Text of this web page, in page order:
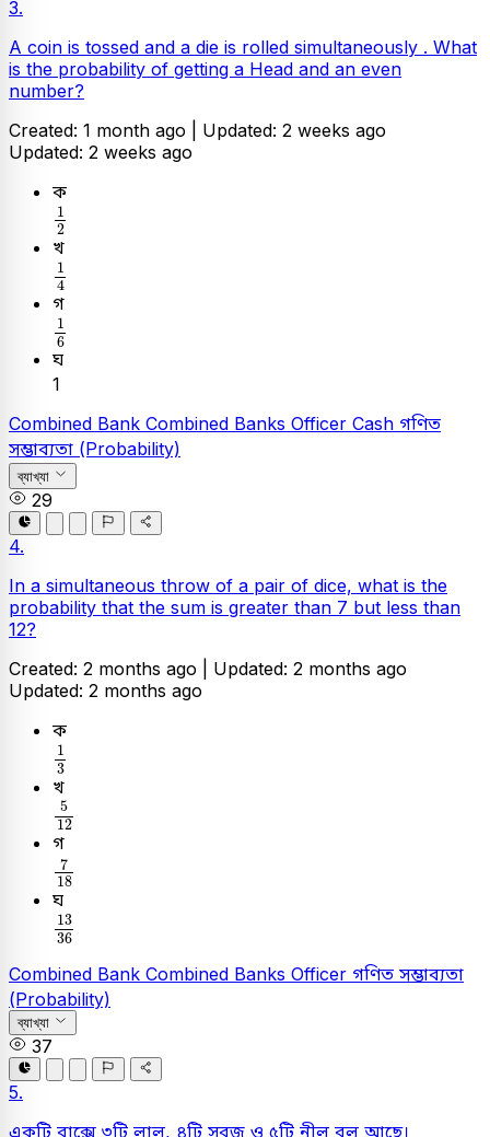
3.
A coin is tossed and a die is rolled simultaneously . What
is the probability of getting a Head and an even
number?
Created: 1 month ago | Updated: 2 weeks ago
Updated: 2 weeks ago
ক
1
2
12
খ
1
4
14
গ
1
6
16
ঘ
1
Combined Bank Combined Banks Officer Cash গণিত
সম্ভাব্যতা (Probability)
ব্যাখ্যা
29
4.
In a simultaneous throw of a pair of dice, what is the
probability that the sum is greater than 7 but less than
12?
Created: 2 months ago | Updated: 2 months ago
Updated: 2 months ago
ক
1
3
13
খ
5
12
512
গ
7
18
718
ঘ
13
36
13
Combined Bank Combined Banks Officer গণিত সম্ভাব্যতা
(Probability)
ব্যাখ্যা
37
5.
একটি বাক্সে ৩টি লাল, ৪টি সবুজ ও ৫টি নীল বল আছে।